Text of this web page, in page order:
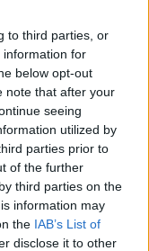
to third parties, or
information for
below opt-out
note that after your
seeing
utilized by
parties prior to
of the further
third parties on the
information may
the IAB’s List of
disclose it to other
Newsκαι
Instagram